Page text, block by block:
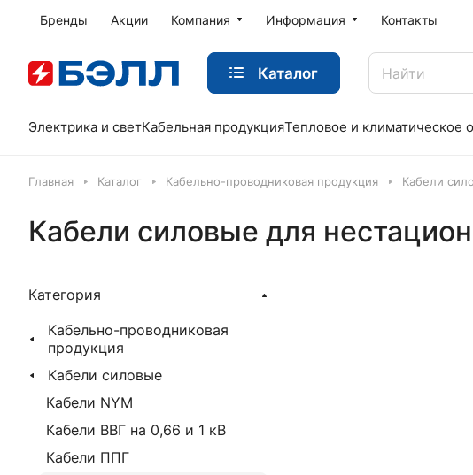
Бренды Акции Компания Информация Контакты
Каталог
Электрика и светКабельная продукцияТепловое и климатическое
Главная Каталог Кабельно-проводниковая продукция Кабели
Кабели силовые для
Категория
Кабельно-проводниковая
продукция
Кабели силовые
Кабели NYM
Кабели ВВГ на 0,66 и 1 кВ
Кабели ППГ